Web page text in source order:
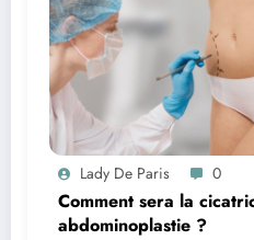
Lady De Paris 0
Comment sera la
abdominoplastie ?